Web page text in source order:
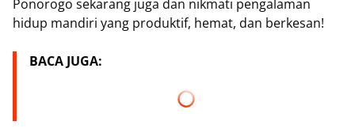
Ponorogo sekarang juga dan nikmati pengalaman
hidup mandiri yang produktif, hemat, dan berkesan!
BACA JUGA: